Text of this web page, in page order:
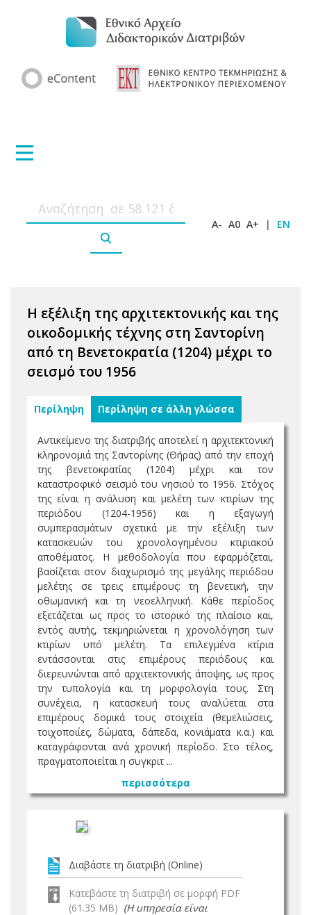
A- A0 A+ | EN
Η εξέλιξη της αρχιτεκτονικής και της
οικοδομικής τέχνης στη Σαντορίνη
από τη Βενετοκρατία (1204) μέχρι το
σεισμό του 1956
Περίληψη Περίληψη σε άλλη γλώσσα
Αντικείμενο της διατριβής αποτελεί η αρχιτεκτονική
κληρονομιά της Σαντορίνης (Θήρας) από την εποχή
της βενετοκρατίας (1204) μέχρι και τον
καταστροφικό σεισμό του νησιού το 1956. Στόχος
της είναι η ανάλυση και μελέτη των κτιρίων της
περιόδου (1204-1956) και η εξαγωγή
συμπερασμάτων σχετικά με την εξέλιξη των
κατασκευών του χρονολογημένου κτιριακού
αποθέματος. Η μεθοδολογία που εφαρμόζεται,
βασίζεται στον διαχωρισμό της μεγάλης περιόδου
μελέτης σε τρεις επιμέρους: τη βενετική, την
οθωμανική και τη νεοελληνική. Κάθε περίοδος
εξετάζεται ως προς το ιστορικό της πλαίσιο και,
εντός αυτής, τεκμηριώνεται η χρονολόγηση των
κτιρίων υπό μελέτη. Τα επιλεγμένα κτίρια
εντάσσονται στις επιμέρους περιόδους και
διερευνώνται από αρχιτεκτονικής άποψης, ως προς
την τυπολογία και τη μορφολογία τους. Στη
συνέχεια, η κατασκευή τους αναλύεται στα
επιμέρους δομικά τους στοιχεία (θεμελιώσεις,
τοιχοποιίες, δώματα, δάπεδα, κονιάματα κ.α.) και
καταγράφονται ανά χρονική περίοδο. Στο τέλος,
πραγματοποιείται η συγκριτ ...
περισσότερα
Διαβάστε τη διατριβή (Online)
Κατεβάστε τη διατριβή σε μορφή PDF
(61.35 MB) (Η υπηρεσία είναι